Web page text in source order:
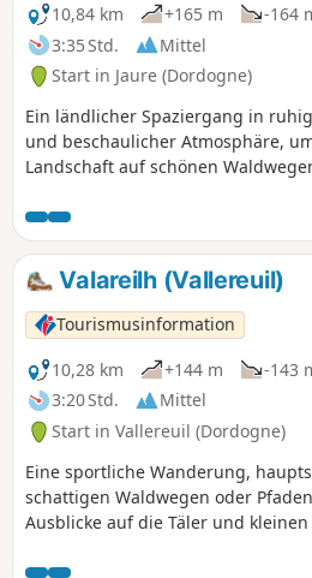
10,84 km
+165 m
-164
3:35 Std.
Mittel
Start in Jaure (Dordogne)
Ein ländlicher Spaziergang in
und beschaulicher Atmosphäre,
Landschaft auf schönen
Valareilh (Vallereuil)
Tourismusinformation
10,28 km
+144 m
-143
3:20 Std.
Mittel
Start in Vallereuil (Dordogne)
Eine sportliche Wanderung,
schattigen Waldwegen oder
Ausblicke auf die Täler und